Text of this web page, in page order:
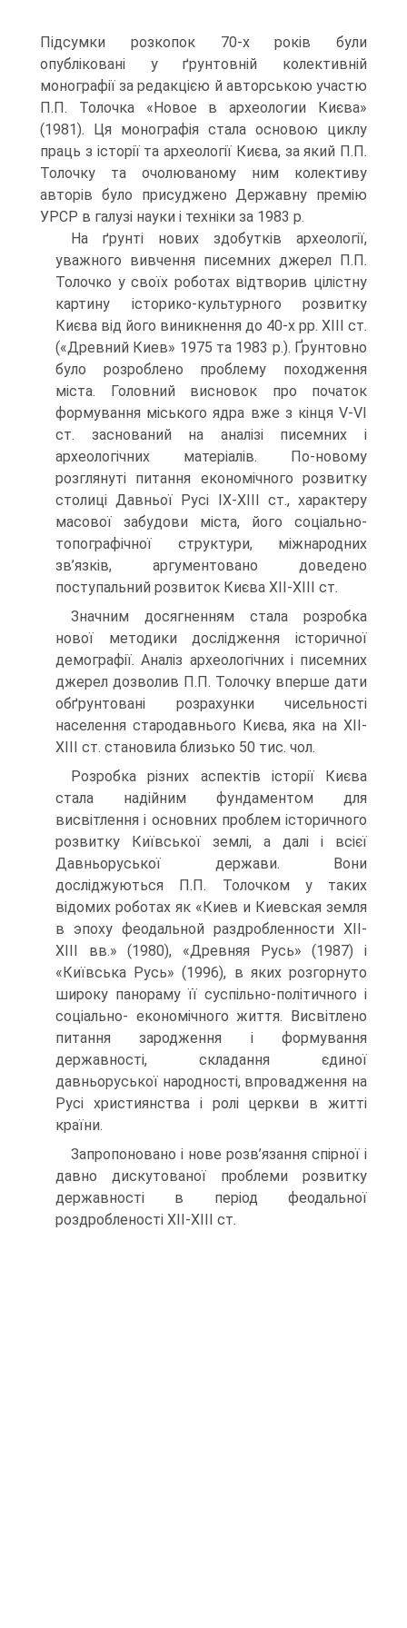
Підсумки розкопок 70-х років були
опубліковані у ґрунтовній колективній
монографії за редакцією й авторською участю
П.П. Толочка «Новое в археологии Києва»
(1981). Ця монографія стала основою циклу
праць з історії та археології Києва, за який П.П.
Толочку та очолюваному ним колективу
авторів було присуджено Державну премію
УРСР в галузі науки і техніки за 1983 р.
На ґрунті нових здобутків археології,
уважного вивчення писемних джерел П.П.
Толочко у своїх роботах відтворив цілістну
картину історико-культурного розвитку
Києва від його виникнення до 40-х рр. XIII ст.
(«Древний Киев» 1975 та 1983 р.). Ґрунтовно
було розроблено проблему походження
міста. Головний висновок про початок
формування міського ядра вже з кінця V-VI
ст. заснований на аналізі писемних і
археологічних матеріалів. По-новому
розглянуті питання економічного розвитку
столиці Давньої Русі IX-XIII ст., характеру
масової забудови міста, його соціально-
топографічної структури, міжнародних
зв’язків, аргументовано доведено
поступальний розвиток Києва ХІІ-ХІІІ ст.
Значним досягненням стала розробка
нової методики дослідження історичної
демографії. Аналіз археологічних і писемних
джерел дозволив П.П. Толочку вперше дати
обґрунтовані розрахунки чисельності
населення стародавнього Києва, яка на XII-
XIII ст. становила близько 50 тис. чол.
Розробка різних аспектів історії Києва
стала надійним фундаментом для
висвітлення і основних проблем історичного
розвитку Київської землі, а далі і всієї
Давньоруської держави. Вони
досліджуються П.П. Толочком у таких
відомих роботах як «Киев и Киевская земля
в эпоху феодальной раздробленности ХІІ-
ХІІІ вв.» (1980), «Древняя Русь» (1987) і
«Київська Русь» (1996), в яких розгорнуто
широку панораму її суспільно-політичного і
соціально- економічного життя. Висвітлено
питання зародження і формування
державності, складання єдиної
давньоруської народності, впровадження на
Русі християнства і ролі церкви в житті
країни.
Запропоновано і нове розв’язання спірної і
давно дискутованої проблеми розвитку
державності в період феодальної
роздробленості ХІІ-ХІІІ ст.